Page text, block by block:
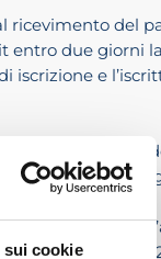
cookie
ricevimento del
entro due giorni
iscrizione e
al rimborso
il rilascio
stagione 2018/